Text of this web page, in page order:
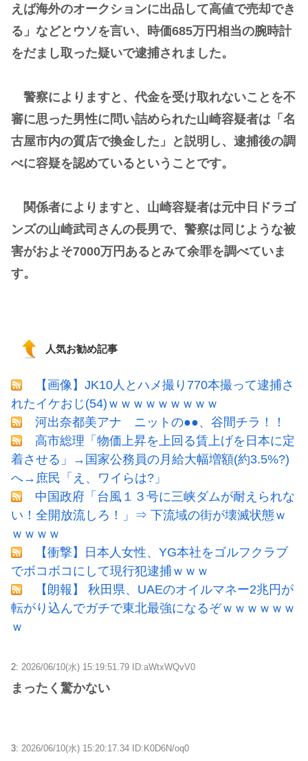
えば海外のオークションに出品して高値で売却でき
る」などとウソを言い、時価685万円相当の腕時計
をだまし取った疑いで逮捕されました。
警察によりますと、代金を受け取れないことを不
審に思った男性に問い詰められた山崎容疑者は「名
古屋市内の質店で換金した」と説明し、逮捕後の調
べに容疑を認めているということです。
関係者によりますと、山崎容疑者は元中日ドラゴ
ンズの山崎武司さんの長男で、警察は同じような被
害がおよそ7000万円あるとみて余罪を調べていま
す。
人気お勧め記事
【画像】JK10人とハメ撮り770本撮って逮捕さ
れたイケおじ(54)ｗｗｗｗｗｗｗｗｗ
河出奈都美アナ ニットの●●、谷間チラ！！
高市総理「物価上昇を上回る賃上げを日本に定
着させる」→国家公務員の月給大幅増額(約3.5%?)
へ→庶民「え、ワイらは?」
中国政府「台風１３号に三峡ダムが耐えられな
い！全開放流しろ！」⇒ 下流域の街が壊滅状態ｗ
ｗｗｗｗ
【衝撃】日本人女性、YG本社をゴルフクラブ
でボコボコにして現行犯逮捕ｗｗｗ
【朗報】 秋田県、UAEのオイルマネー2兆円が
転がり込んでガチで東北最強になるぞｗｗｗｗｗｗ
ｗ
2: 2026/06/10(水) 15:19:51.79 ID:aWtxWQvV0
まったく驚かない
3: 2026/06/10(水) 15:20:17.34 ID:K0D6N/oq0